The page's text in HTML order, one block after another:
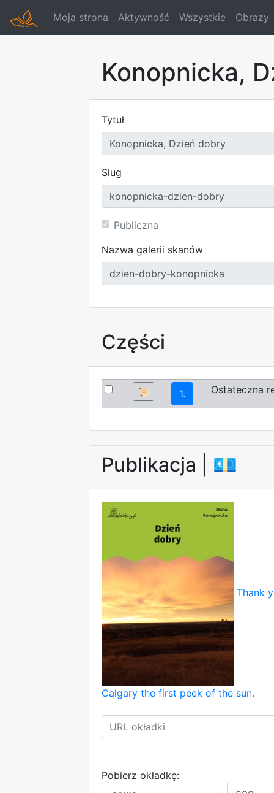
Moja strona Aktywność Wszystkie Obrazy
Konopnicka,
Tytuł
Slug
Publiczna
Nazwa galerii skanów
Części
📜 1. Ostateczna
Publikacja | 💶
Thank
Calgary the first peek of the sun.
Pobierz okładkę: